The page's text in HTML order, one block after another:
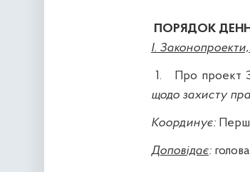
ПОРЯДОК
І.
1.
Про проект
щодо захисту
Координує:
Доповідає: